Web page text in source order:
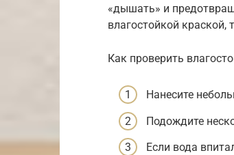
«дышать» и
влагостойкой краской,
Как проверить
Нанесите
Подождите
Если вода